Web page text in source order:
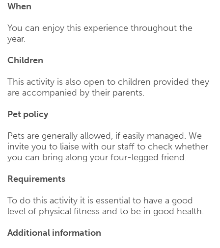
When
You can enjoy this experience throughout the
year.
Children
This activity is also open to children provided they
are accompanied by their parents.
Pet policy
Pets are generally allowed, if easily managed. We
invite you to liaise with our staff to check whether
you can bring along your four-legged friend.
Requirements
To do this activity it is essential to have a good
level of physical fitness and to be in good health.
Additional information